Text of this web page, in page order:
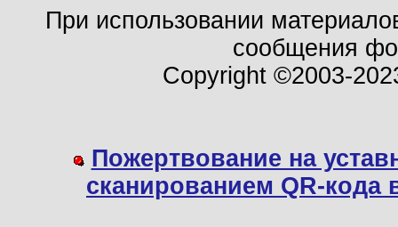
При использовании
сообщения
Copyright ©2003-
Пожертвование на
сканированием QR-